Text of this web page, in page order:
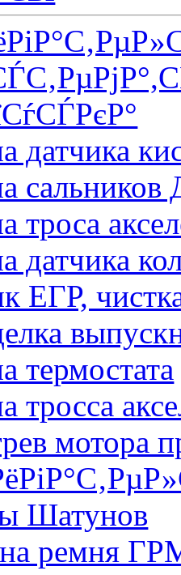
датчика
сальников
троса
датчика
ЕГР,
термостата
тросса
мотора
Шатунов
ремня